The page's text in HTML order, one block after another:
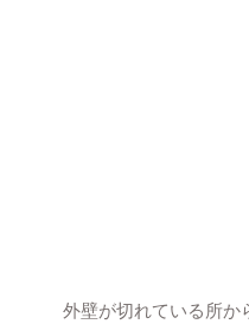
外壁が切れている所か